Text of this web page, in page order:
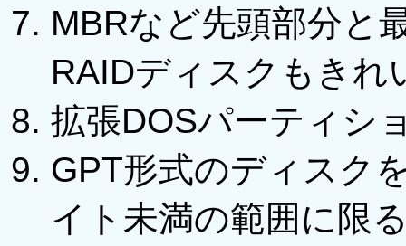
MBRなど先頭部分と
RAIDディスクもきれ
拡張DOSパーティシ
GPT形式のディスク
イト未満の範囲に限